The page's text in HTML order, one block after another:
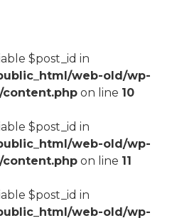
$post_id in
web-old/wp-
on line 10
$post_id in
web-old/wp-
on line 11
$post_id in
web-old/wp-